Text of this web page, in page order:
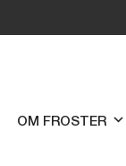
OM FROSTER